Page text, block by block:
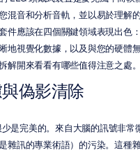
混音和分析音軌，並以易於理解
件應該在四個關鍵領域表現出色
地視覺化數據，以及與您的硬體
解開來看看有哪些值得注意之處。
偽影清除
少是完美的。來自大腦的訊號非常
雜訊的專業術語）的污染。這種